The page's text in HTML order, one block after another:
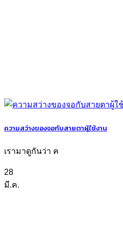
ความสว่างของจอกับสายตาผู้ใช้งาน
เรามาดูกันว่า ค
28
มี.ค.